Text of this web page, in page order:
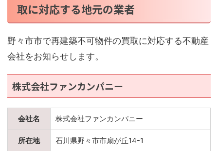
取に対応する地元の業者
野々市市で再建築不可物件の買取に対応する不動産
会社をお知らせします。
株式会社ファンカンパニー
会社名 株式会社ファンカンパニー
所在地 石川県野々市市扇が丘14-1